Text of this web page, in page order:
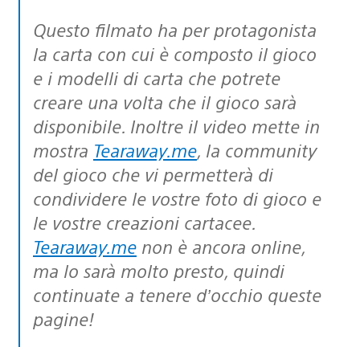
Questo filmato ha per protagonista
la carta con cui è composto il gioco
e i modelli di carta che potrete
creare una volta che il gioco sarà
disponibile. Inoltre il video mette in
mostra Tearaway.me, la community
del gioco che vi permetterà di
condividere le vostre foto di gioco e
le vostre creazioni cartacee.
Tearaway.me non è ancora online,
ma lo sarà molto presto, quindi
continuate a tenere d’occhio queste
pagine!